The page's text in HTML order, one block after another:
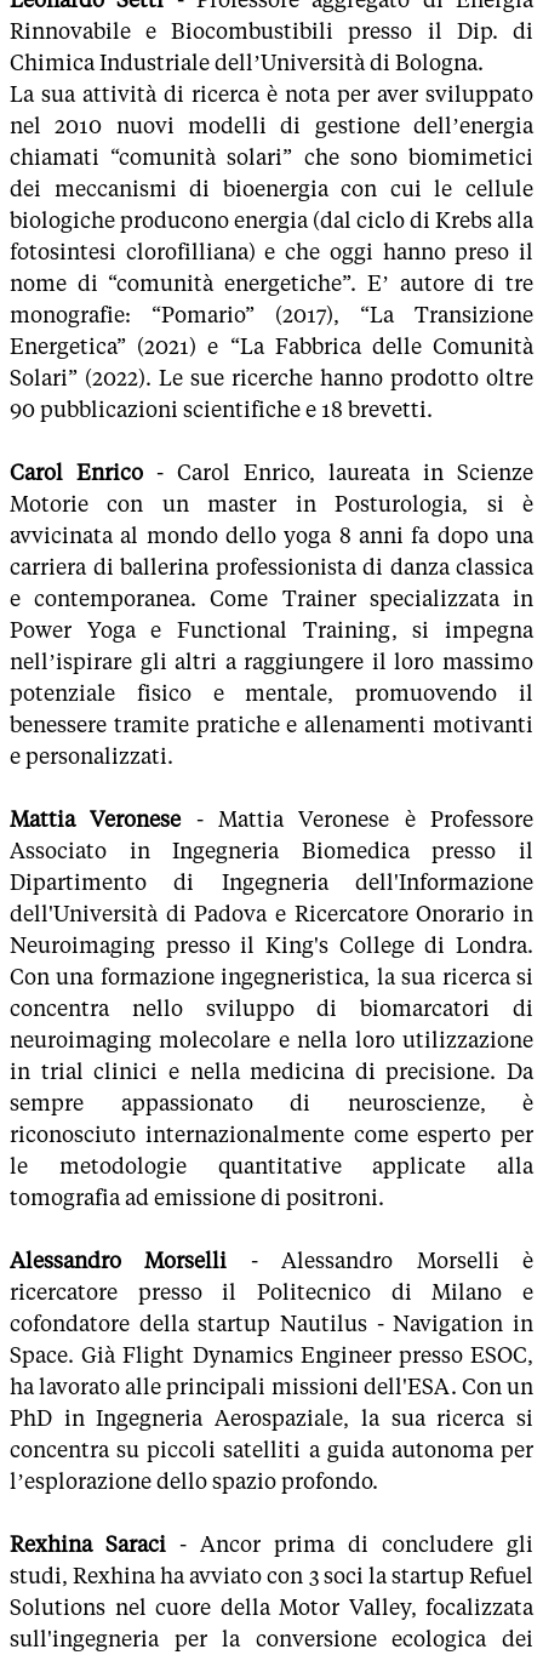
Rinnovabile e Biocombustibili presso il Dip. di
Chimica Industriale dell’Università di Bologna.
La sua attività di ricerca è nota per aver sviluppato
nel 2010 nuovi modelli di gestione dell’energia
chiamati “comunità solari” che sono biomimetici
dei meccanismi di bioenergia con cui le cellule
biologiche producono energia (dal ciclo di Krebs alla
fotosintesi clorofilliana) e che oggi hanno preso il
nome di “comunità energetiche”. E’ autore di tre
monografie: “Pomario” (2017), “La Transizione
Energetica” (2021) e “La Fabbrica delle Comunità
Solari” (2022). Le sue ricerche hanno prodotto oltre
90 pubblicazioni scientifiche e 18 brevetti.
Carol Enrico - Carol Enrico, laureata in Scienze
Motorie con un master in Posturologia, si è
avvicinata al mondo dello yoga 8 anni fa dopo una
carriera di ballerina professionista di danza classica
e contemporanea. Come Trainer specializzata in
Power Yoga e Functional Training, si impegna
nell’ispirare gli altri a raggiungere il loro massimo
potenziale fisico e mentale, promuovendo il
benessere tramite pratiche e allenamenti motivanti
e personalizzati.
Mattia Veronese - Mattia Veronese è Professore
Associato in Ingegneria Biomedica presso il
Dipartimento di Ingegneria dell'Informazione
dell'Università di Padova e Ricercatore Onorario in
Neuroimaging presso il King's College di Londra.
Con una formazione ingegneristica, la sua ricerca si
concentra nello sviluppo di biomarcatori di
neuroimaging molecolare e nella loro utilizzazione
in trial clinici e nella medicina di precisione. Da
sempre appassionato di neuroscienze, è
riconosciuto internazionalmente come esperto per
le metodologie quantitative applicate alla
tomografia ad emissione di positroni.
Alessandro Morselli - Alessandro Morselli è
ricercatore presso il Politecnico di Milano e
cofondatore della startup Nautilus - Navigation in
Space. Già Flight Dynamics Engineer presso ESOC,
ha lavorato alle principali missioni dell'ESA. Con un
PhD in Ingegneria Aerospaziale, la sua ricerca si
concentra su piccoli satelliti a guida autonoma per
l’esplorazione dello spazio profondo.
Rexhina Saraci - Ancor prima di concludere gli
studi, Rexhina ha avviato con 3 soci la startup Refuel
Solutions nel cuore della Motor Valley, focalizzata
sull'ingegneria per la conversione ecologica dei